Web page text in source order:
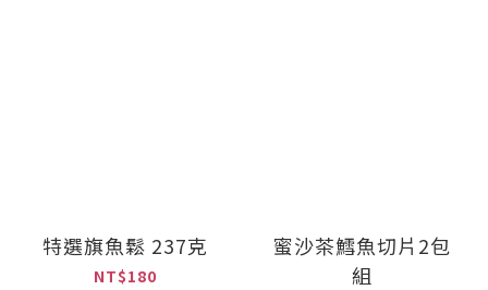
特選旗魚鬆 237克
NT$180
蜜沙茶鱈魚切片2包
組